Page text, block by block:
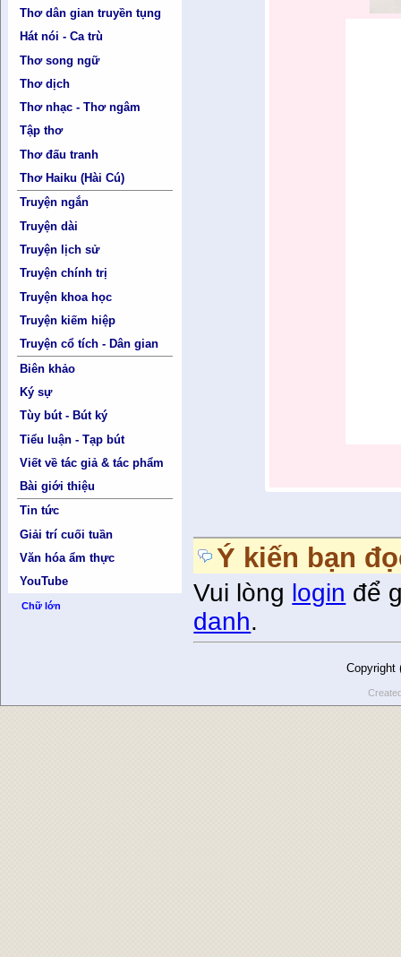
Thơ dân gian truyền tụng
Hát nói - Ca trù
Thơ song ngữ
Thơ dịch
Thơ nhạc - Thơ ngâm
Tập thơ
Thơ đấu tranh
Thơ Haiku (Hài Cú)
Truyện ngắn
Truyện dài
Truyện lịch sử
Truyện chính trị
Truyện khoa học
Truyện kiếm hiệp
Truyện cổ tích - Dân gian
Biên khảo
Ký sự
Tùy bút - Bút ký
Tiểu luận - Tạp bút
Viết về tác giả & tác phẩm
Bài giới thiệu
Tin tức
Giải trí cuối tuần
Văn hóa ẩm thực
YouTube
Chữ lớn
Ý kiến bạn
Vui lòng login để
danh.
Copyright